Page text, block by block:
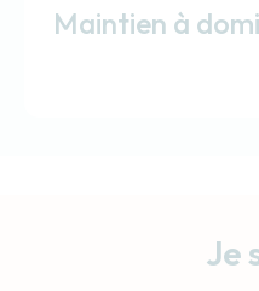
Maintien à
Je